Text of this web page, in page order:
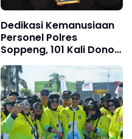
Dedikasi Kemanusiaan
Personel Polres
Soppeng, 101 Kali Donor
Darah Raih
Penghargaan Kapolres
dan Diusulkan Terima
Penghargaan Presiden